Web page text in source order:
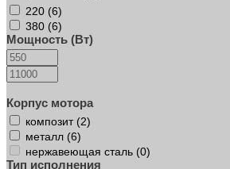
220 (6)
380 (6)
Мощность (Вт)
Корпус мотора
композит (2)
металл (6)
нержавеющая сталь (0)
Тип исполнения